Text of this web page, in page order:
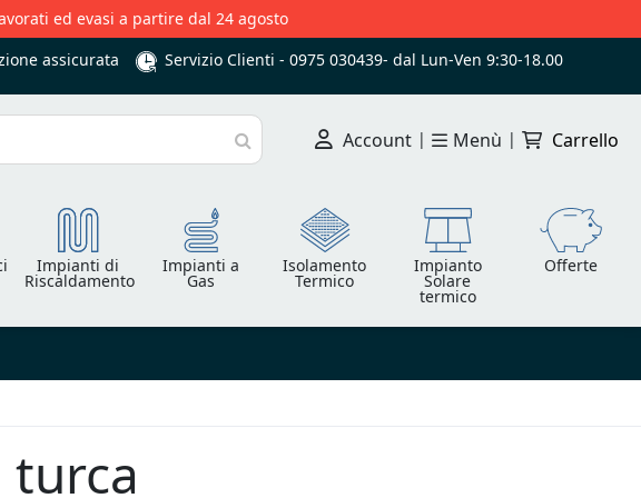
ed evasi a partire dal 24 agosto
assicurata Servizio Clienti - 0975 030439- dal Lun-Ven 9:30-18.00
Cerca
Account | Menù | Carrello
Impianti di
Riscaldamento
Impianti a
Gas
Isolamento
Termico
Impianto
Solare
termico
Offerte
turca